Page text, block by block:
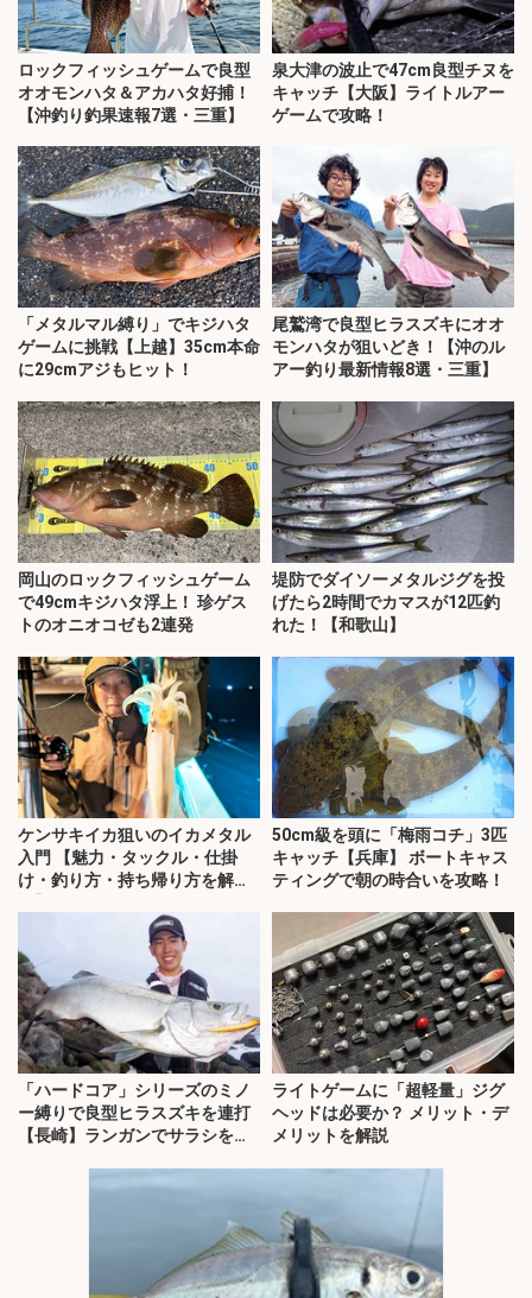
ロックフィッシュゲームで良型
オオモンハタ＆アカハタ好捕！
【沖釣り釣果速報7選・三重】
泉大津の波止で47cm良型チヌを
キャッチ【大阪】ライトルアー
ゲームで攻略！
「メタルマル縛り」でキジハタ
ゲームに挑戦【上越】35cm本命
に29cmアジもヒット！
尾鷲湾で良型ヒラスズキにオオ
モンハタが狙いどき！【沖のル
アー釣り最新情報8選・三重】
岡山のロックフィッシュゲーム
で49cmキジハタ浮上！ 珍ゲス
トのオニオコゼも2連発
堤防でダイソーメタルジグを投
げたら2時間でカマスが12匹釣
れた！【和歌山】
ケンサキイカ狙いのイカメタル
入門 【魅力・タックル・仕掛
け・釣り方・持ち帰り方を解
50cm級を頭に「梅雨コチ」3匹
キャッチ【兵庫】 ボートキャス
ティングで朝の時合いを攻略！
「ハードコア」シリーズのミノ
ー縛りで良型ヒラスズキを連打
【長崎】ランガンでサラシを攻
ライトゲームに「超軽量」ジグ
ヘッドは必要か？ メリット・デ
メリットを解説